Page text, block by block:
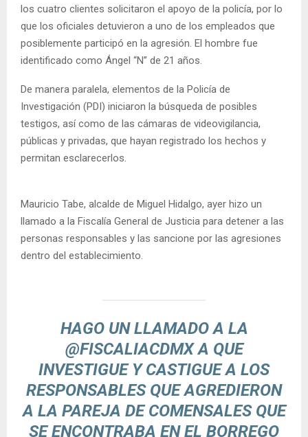
los cuatro clientes solicitaron el apoyo de la policía, por lo
que los oficiales detuvieron a uno de los empleados que
posiblemente participó en la agresión. El hombre fue
identificado como Ángel “N” de 21 años.
De manera paralela, elementos de la Policía de
Investigación (PDI) iniciaron la búsqueda de posibles
testigos, así como de las cámaras de videovigilancia,
públicas y privadas, que hayan registrado los hechos y
permitan esclarecerlos.
Mauricio Tabe, alcalde de Miguel Hidalgo, ayer hizo un
llamado a la Fiscalía General de Justicia para detener a las
personas responsables y las sancione por las agresiones
dentro del establecimiento.
HAGO UN LLAMADO A LA
@FISCALIACDMXA QUE
INVESTIGUE Y CASTIGUE A LOS
RESPONSABLES QUE AGREDIERON
A LA PAREJA DE COMENSALES QUE
SE ENCONTRABA EN EL BORREGO